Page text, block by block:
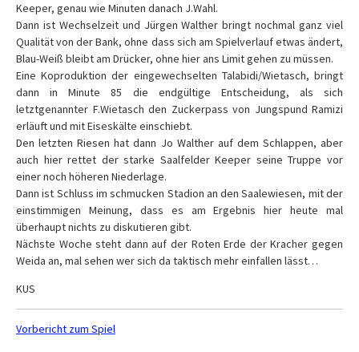
Keeper, genau wie Minuten danach J.Wahl.
Dann ist Wechselzeit und Jürgen Walther bringt nochmal ganz viel
Qualität von der Bank, ohne dass sich am Spielverlauf etwas ändert,
Blau-Weiß bleibt am Drücker, ohne hier ans Limit gehen zu müssen.
Eine Koproduktion der eingewechselten Talabidi/Wietasch, bringt
dann in Minute 85 die endgültige Entscheidung, als sich
letztgenannter F.Wietasch den Zuckerpass von Jungspund Ramizi
erläuft und mit Eiseskälte einschiebt.
Den letzten Riesen hat dann Jo Walther auf dem Schlappen, aber
auch hier rettet der starke Saalfelder Keeper seine Truppe vor
einer noch höheren Niederlage.
Dann ist Schluss im schmucken Stadion an den Saalewiesen, mit der
einstimmigen Meinung, dass es am Ergebnis hier heute mal
überhaupt nichts zu diskutieren gibt.
Nächste Woche steht dann auf der Roten Erde der Kracher gegen
Weida an, mal sehen wer sich da taktisch mehr einfallen lässt…
KUS
Vorbericht zum Spiel